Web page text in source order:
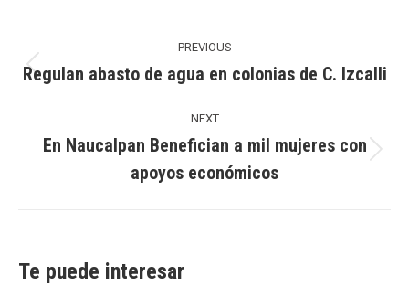
navigation
PREVIOUS
Previous
Regulan abasto de agua en colonias de C. Izcalli
NEXT
post:
En Naucalpan Benefician a mil mujeres con
apoyos económicos
Te puede interesar